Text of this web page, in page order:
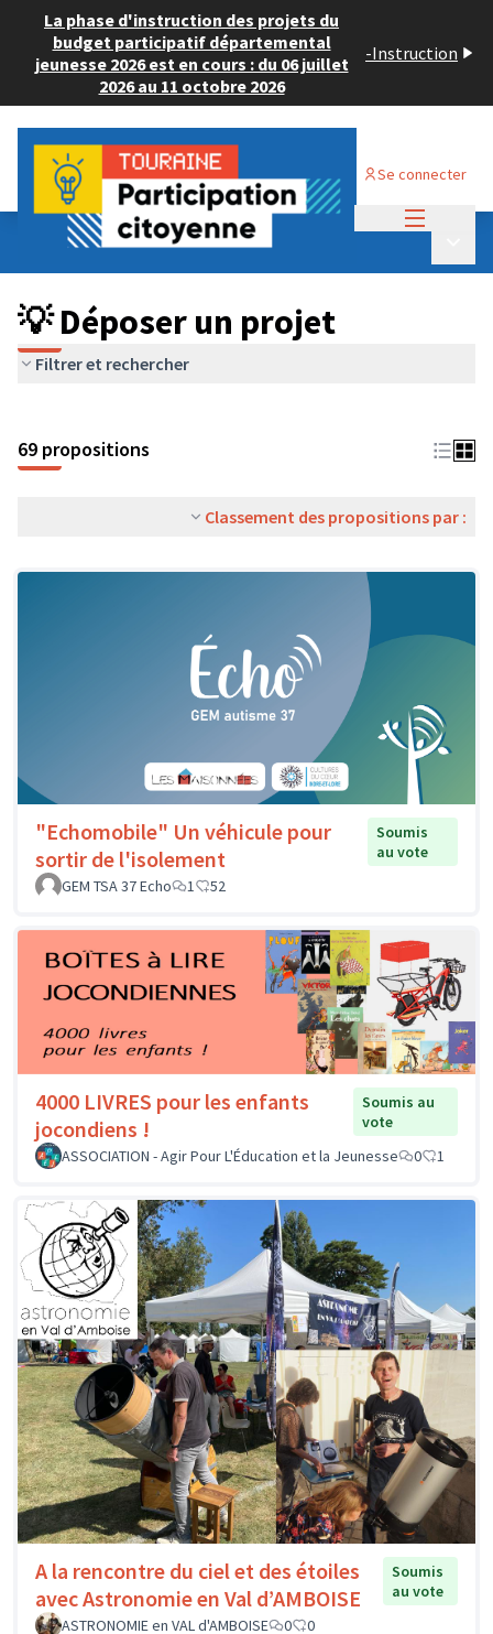
La phase d'instruction des projets du
budget participatif départemental
jeunesse 2026 est en cours : du 06 juillet
2026 au 11 octobre 2026
-Instruction
Se connecter
Budget Participatif ADULTE 2024
💡 Déposer un projet
💡 Déposer un projet
Filtrer et rechercher
69 propositions
Classement des propositions par :
"Echomobile" Un véhicule pour
sortir de l'isolement
Soumis
au vote
GEM TSA 37 Echo
1 52
4000 LIVRES pour les enfants
jocondiens !
Soumis au
vote
ASSOCIATION - Agir Pour L'Éducation et la Jeunesse
0 1
A la rencontre du ciel et des étoiles
avec Astronomie en Val d’AMBOISE
Soumis
au vote
ASTRONOMIE en VAL d'AMBOISE
0 0